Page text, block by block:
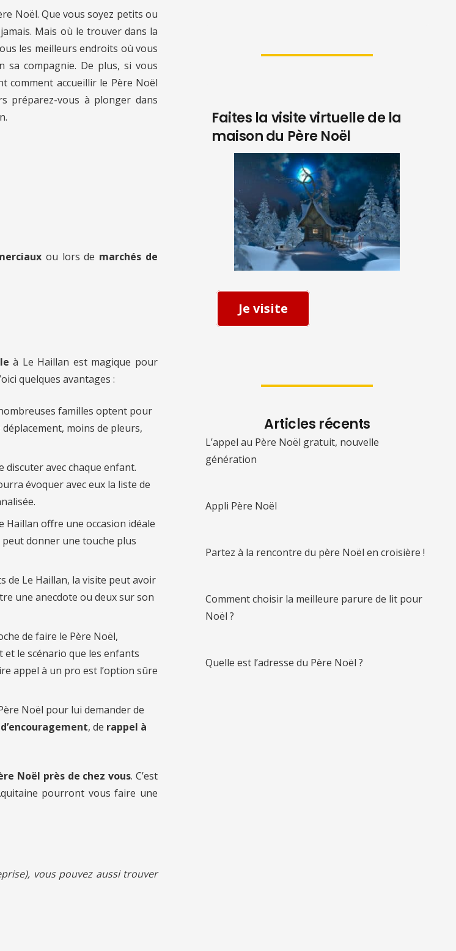
Noël. Que vous soyez petits ou
Mais où le trouver dans la
les meilleurs endroits où vous
sa compagnie. De plus, si vous
comment accueillir le Père Noël
préparez-vous à plonger dans
ou lors de marchés de
à Le Haillan est magique pour
quelques avantages :
familles optent pour
moins de pleurs,
discuter avec chaque enfant.
évoquer avec eux la liste de
Haillan offre une occasion idéale
donner une touche plus
de Le Haillan, la visite peut avoir
une anecdote ou deux sur son
de faire le Père Noël,
le scénario que les enfants
appel à un pro est l’option sûre
Noël pour lui demander de
, de rappel à
Noël près de chez vous. C’est
pourront vous faire une
vous pouvez aussi trouver
Faites la visite virtuelle de la
maison du Père Noël
Je visite
Articles récents
L’appel au Père Noël gratuit, nouvelle
génération
Appli Père Noël
Partez à la rencontre du père Noël en croisière !
Comment choisir la meilleure parure de lit pour
Noël ?
Quelle est l’adresse du Père Noël ?